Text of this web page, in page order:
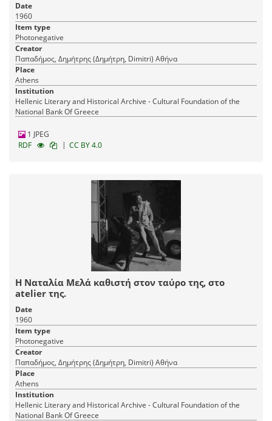
Date
1960
Item type
Photonegative
Creator
Παπαδήμος, Δημήτρης (Δημήτρη, Dimitri) Αθήνα
Place
Athens
Institution
Hellenic Literary and Historical Archive - Cultural Foundation of the
National Bank Of Greece
1 JPEG
RDF
| CC BY 4.0
Η Ναταλία Μελά καθιστή στον ταύρο της, στο
atelier της.
Date
1960
Item type
Photonegative
Creator
Παπαδήμος, Δημήτρης (Δημήτρη, Dimitri) Αθήνα
Place
Athens
Institution
Hellenic Literary and Historical Archive - Cultural Foundation of the
National Bank Of Greece